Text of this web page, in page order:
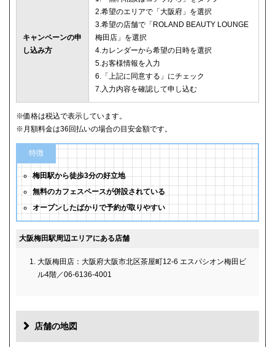
キャンペーンの申
し込み方
2.希望のエリアで「大阪府」を選択
3.希望の店舗で「ROLAND BEAUTY LOUNGE
梅田店」を選択
4.カレンダーから希望の日時を選択
5.お客様情報を入力
6.「上記に同意する」にチェック
7.入力内容を確認して申し込む
※価格は税込で表示しています。
※月額料金は36回払いの場合の目安金額です。
特徴
梅田駅から徒歩3分の好立地
無料のカフェスペースが併設されている
オープンしたばかりで予約が取りやすい
大阪梅田駅周辺エリアにある店舗
大阪梅田店：大阪府大阪市北区茶屋町12-6 エスパシオン梅田ビ
ル4階／06-6136-4001
店舗の地図